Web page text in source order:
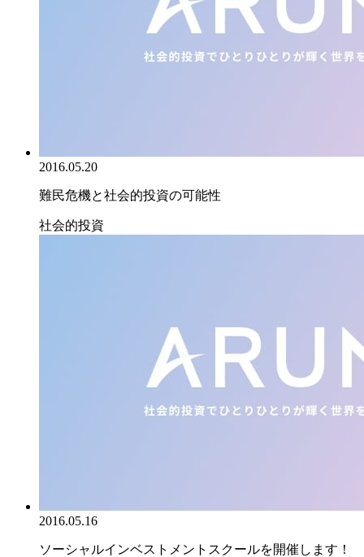
2016.05.20
難民危機と社会的投資の可能性
社会的投資
2016.05.16
ソーシャルインベストメントスクールを開催します！